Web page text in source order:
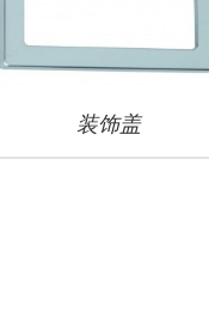
装饰盖